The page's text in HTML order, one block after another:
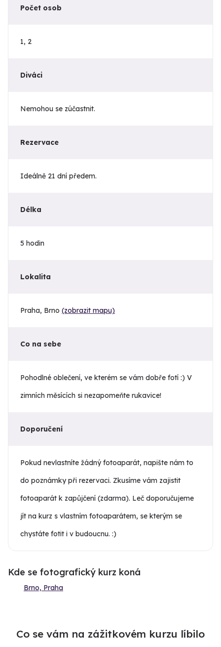
Počet osob
1, 2
Diváci
Nemohou se zúčastnit.
Rezervace
Ideálně 21 dní předem.
Délka
5 hodin
Lokalita
Praha, Brno (zobrazit mapu)
Co na sebe
Pohodlné oblečení, ve kterém se vám dobře fotí :) V
zimních měsících si nezapomeňte rukavice!
Doporučení
Pokud nevlastníte žádný fotoaparát, napište nám to
do poznámky při rezervaci. Zkusíme vám zajistit
fotoaparát k zapůjčení (zdarma). Leč doporučujeme
jít na kurz s vlastním fotoaparátem, se kterým se
chystáte fotit i v budoucnu. :)
Kde se fotografický kurz koná
Brno, Praha
Co se vám na zážitkovém kurzu líbilo